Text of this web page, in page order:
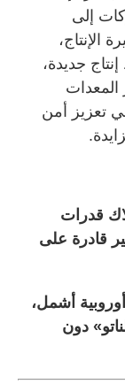
إلى
الإنتاج،
جديدة،
المعدات
تعزيز أمن
قدرات
قادرة على
أشمل،
دون